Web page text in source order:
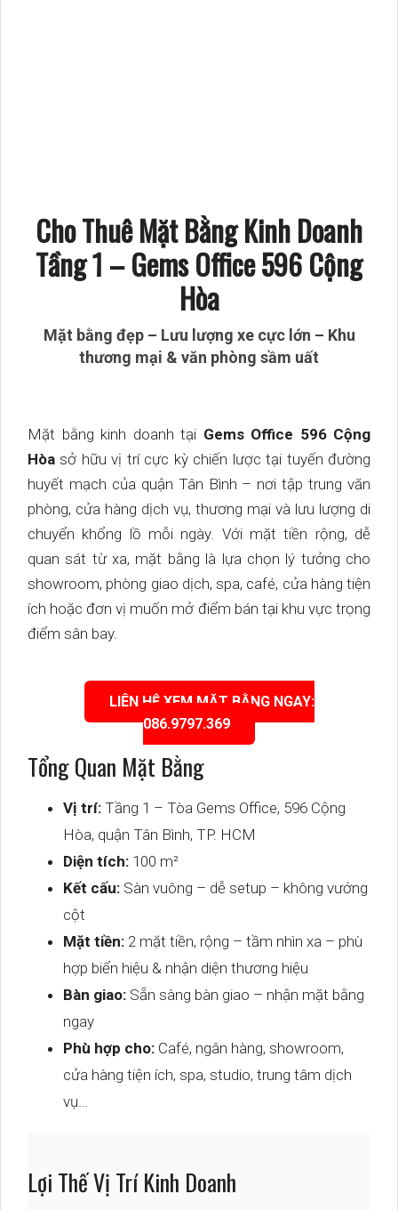
Cho Thuê Mặt Bằng Kinh Doanh
Tầng 1 – Gems Office 596 Cộng
Hòa
Mặt bằng đẹp – Lưu lượng xe cực lớn – Khu
thương mại & văn phòng sầm uất
Mặt bằng kinh doanh tại Gems Office 596 Cộng
Hòa sở hữu vị trí cực kỳ chiến lược tại tuyến đường
huyết mạch của quận Tân Bình – nơi tập trung văn
phòng, cửa hàng dịch vụ, thương mại và lưu lượng di
chuyển khổng lồ mỗi ngày. Với mặt tiền rộng, dễ
quan sát từ xa, mặt bằng là lựa chọn lý tưởng cho
showroom, phòng giao dịch, spa, café, cửa hàng tiện
ích hoặc đơn vị muốn mở điểm bán tại khu vực trọng
điểm sân bay.
LIÊN HỆ XEM MẶT BẰNG NGAY:
086.9797.369
Tổng Quan Mặt Bằng
Vị trí: Tầng 1 – Tòa Gems Office, 596 Cộng
Hòa, quận Tân Bình, TP. HCM
Diện tích: 100 m²
Kết cấu: Sàn vuông – dễ setup – không vướng
cột
Mặt tiền: 2 mặt tiền, rộng – tầm nhìn xa – phù
hợp biển hiệu & nhận diện thương hiệu
Bàn giao: Sẵn sàng bàn giao – nhận mặt bằng
ngay
Phù hợp cho: Café, ngân hàng, showroom,
cửa hàng tiện ích, spa, studio, trung tâm dịch
vụ…
Lợi Thế Vị Trí Kinh Doanh